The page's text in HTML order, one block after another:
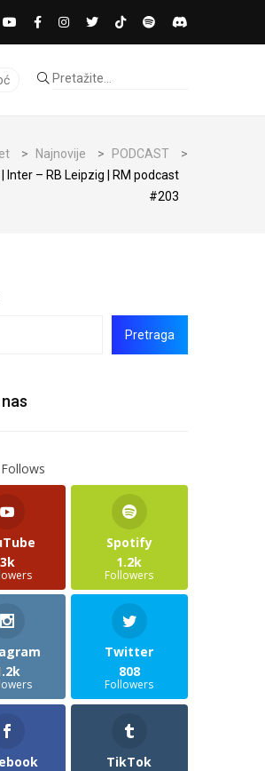
> Najnovije > PODCAST
>
Inter – RB Leipzig | RM podcast
#203
Pretraga
Follows
3k
Spotify
1.2k
Followers
Twitter
808
Followers
TikTok